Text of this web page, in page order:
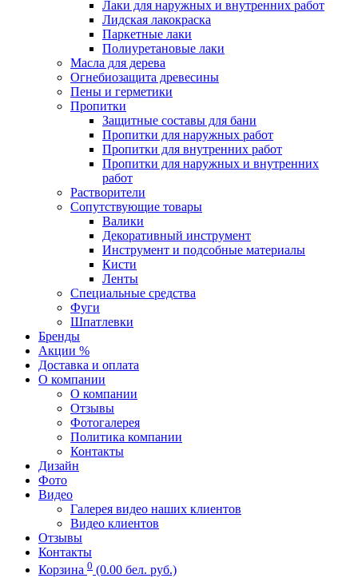
Лаки для наружных и внутренних работ
Лидская лакокраска
Паркетные лаки
Полиуретановые лаки
Масла для дерева
Огнебиозащита древесины
Пены и герметики
Пропитки
Защитные составы для бани
Пропитки для наружных работ
Пропитки для внутренних работ
Пропитки для наружных и внутренних
работ
Растворители
Сопутствующие товары
Валики
Декоративный инструмент
Инструмент и подсобные материалы
Кисти
Ленты
Специальные средства
Фуги
Шпатлевки
Бренды
Акции %
Доставка и оплата
О компании
О компании
Отзывы
Фотогалерея
Политика компании
Контакты
Дизайн
Фото
Видео
Галерея видео наших клиентов
Видео клиентов
Отзывы
Контакты
Корзина 0 (0.00 бел. руб.)